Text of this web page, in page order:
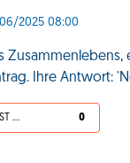
2025 08:00
Ihre Antwort:
ICH STIMME ZU, DEIN LEBEN IST SCHEISSE 0